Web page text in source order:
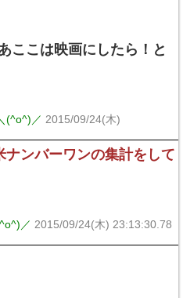
ここは映画にしたら！と
(^o^)／ 2015/09/24(木)
ンバーワンの集計をして
／ 2015/09/24(木) 23:13:30.78